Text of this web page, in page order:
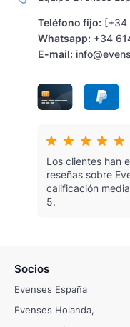
Teléfono fijo: [+34
Whatsapp: +34
E-mail:
Los clientes han
reseñas sobre
calificación
5.
Socios
Evenses España
Evenses Holanda